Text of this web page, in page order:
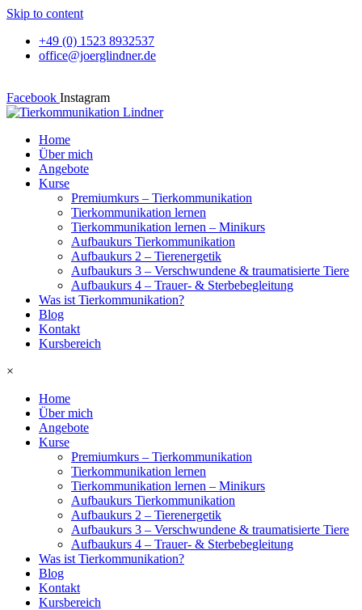
Skip to content
+49 (0) 1523 8932537
office@joerglindner.de
Facebook Instagram
Home
Über mich
Angebote
Kurse
Premiumkurs – Tierkommunikation
Tierkommunikation lernen
Tierkommunikation lernen – Minikurs
Aufbaukurs Tierkommunikation
Aufbaukurs 2 – Tierenergetik
Aufbaukurs 3 – Verschwundene & traumatisierte Tiere
Aufbaukurs 4 – Trauer- & Sterbebegleitung
Was ist Tierkommunikation?
Blog
Kontakt
Kursbereich
×
Home
Über mich
Angebote
Kurse
Premiumkurs – Tierkommunikation
Tierkommunikation lernen
Tierkommunikation lernen – Minikurs
Aufbaukurs Tierkommunikation
Aufbaukurs 2 – Tierenergetik
Aufbaukurs 3 – Verschwundene & traumatisierte Tiere
Aufbaukurs 4 – Trauer- & Sterbebegleitung
Was ist Tierkommunikation?
Blog
Kontakt
Kursbereich